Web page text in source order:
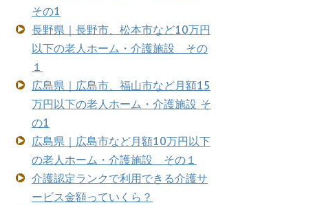
その1
長野県｜長野市、松本市など10万円
以下の老人ホーム・介護施設 その
１
広島県｜広島市、福山市など月額15
万円以下の老人ホーム・介護施設 そ
の1
広島県｜広島市など月額10万円以下
の老人ホーム・介護施設 その１
介護認定ランクで利用できる介護サ
ービス金額っていくら？